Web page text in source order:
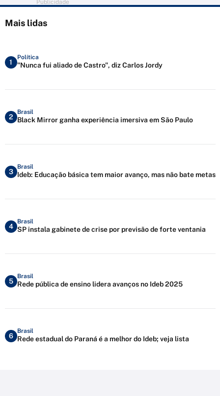
Publicidade
Mais lidas
1
Política
"Nunca fui aliado de Castro", diz Carlos Jordy
2
Brasil
Black Mirror ganha experiência imersiva em São Paulo
3
Brasil
Ideb: Educação básica tem maior avanço, mas não bate metas
4
Brasil
SP instala gabinete de crise por previsão de forte ventania
5
Brasil
Rede pública de ensino lidera avanços no Ideb 2025
6
Brasil
Rede estadual do Paraná é a melhor do Ideb; veja lista